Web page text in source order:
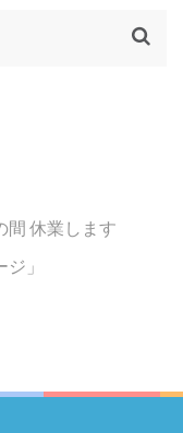
間 休業します
」